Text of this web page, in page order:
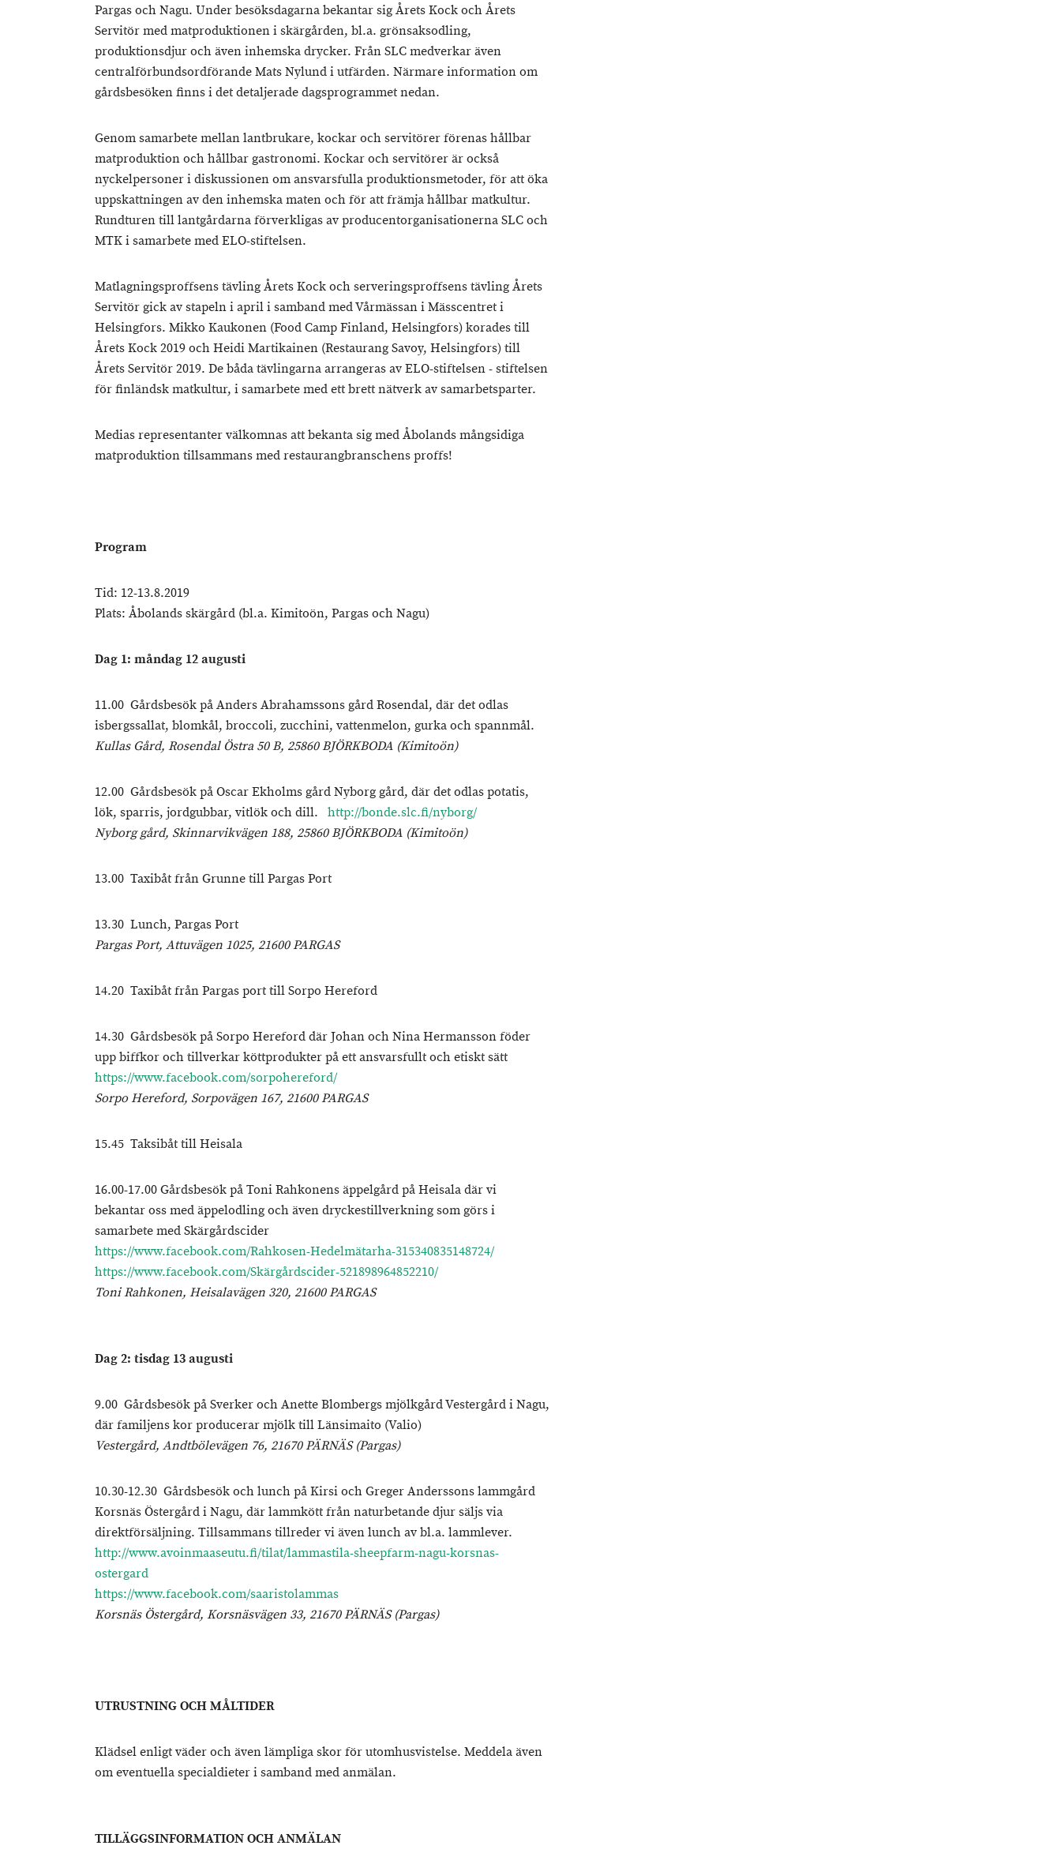
Pargas och Nagu. Under besöksdagarna bekantar sig Årets Kock och Årets
Servitör med matproduktionen i skärgården, bl.a. grönsaksodling,
produktionsdjur och även inhemska drycker. Från SLC medverkar även
centralförbundsordförande Mats Nylund i utfärden. Närmare information om
gårdsbesöken finns i det detaljerade dagsprogrammet nedan.
Genom samarbete mellan lantbrukare, kockar och servitörer förenas hållbar
matproduktion och hållbar gastronomi. Kockar och servitörer är också
nyckelpersoner i diskussionen om ansvarsfulla produktionsmetoder, för att öka
uppskattningen av den inhemska maten och för att främja hållbar matkultur.
Rundturen till lantgårdarna förverkligas av producentorganisationerna SLC och
MTK i samarbete med ELO-stiftelsen.
Matlagningsproffsens tävling Årets Kock och serveringsproffsens tävling Årets
Servitör gick av stapeln i april i samband med Vårmässan i Mässcentret i
Helsingfors. Mikko Kaukonen (Food Camp Finland, Helsingfors) korades till
Årets Kock 2019 och Heidi Martikainen (Restaurang Savoy, Helsingfors) till
Årets Servitör 2019. De båda tävlingarna arrangeras av ELO-stiftelsen - stiftelsen
för finländsk matkultur, i samarbete med ett brett nätverk av samarbetsparter.
Medias representanter välkomnas att bekanta sig med Åbolands mångsidiga
matproduktion tillsammans med restaurangbranschens proffs!
Program
Tid: 12-13.8.2019
Plats: Åbolands skärgård (bl.a. Kimitoön, Pargas och Nagu)
Dag 1: måndag 12 augusti
11.00 Gårdsbesök på Anders Abrahamssons gård Rosendal, där det odlas
isbergssallat, blomkål, broccoli, zucchini, vattenmelon, gurka och spannmål.
Kullas Gård, Rosendal Östra 50 B, 25860 BJÖRKBODA (Kimitoön)
12.00 Gårdsbesök på Oscar Ekholms gård Nyborg gård, där det odlas potatis,
lök, sparris, jordgubbar, vitlök och dill. http://bonde.slc.fi/nyborg/
Nyborg gård, Skinnarvikvägen 188, 25860 BJÖRKBODA (Kimitoön)
13.00 Taxibåt från Grunne till Pargas Port
13.30 Lunch, Pargas Port
Pargas Port, Attuvägen 1025, 21600 PARGAS
14.20 Taxibåt från Pargas port till Sorpo Hereford
14.30 Gårdsbesök på Sorpo Hereford där Johan och Nina Hermansson föder
upp biffkor och tillverkar köttprodukter på ett ansvarsfullt och etiskt sätt
https://www.facebook.com/sorpohereford/
Sorpo Hereford, Sorpovägen 167, 21600 PARGAS
15.45 Taksibåt till Heisala
16.00-17.00 Gårdsbesök på Toni Rahkonens äppelgård på Heisala där vi
bekantar oss med äppelodling och även dryckestillverkning som görs i
samarbete med Skärgårdscider
https://www.facebook.com/Rahkosen-Hedelmätarha-315340835148724/
https://www.facebook.com/Skärgårdscider-521898964852210/
Toni Rahkonen, Heisalavägen 320, 21600 PARGAS
Dag 2: tisdag 13 augusti
9.00 Gårdsbesök på Sverker och Anette Blombergs mjölkgård Vestergård i Nagu,
där familjens kor producerar mjölk till Länsimaito (Valio)
Vestergård, Andtbölevägen 76, 21670 PÄRNÄS (Pargas)
10.30-12.30 Gårdsbesök och lunch på Kirsi och Greger Anderssons lammgård
Korsnäs Östergård i Nagu, där lammkött från naturbetande djur säljs via
direktförsäljning. Tillsammans tillreder vi även lunch av bl.a. lammlever.
http://www.avoinmaaseutu.fi/tilat/lammastila-sheepfarm-nagu-korsnas-
ostergard
https://www.facebook.com/saaristolammas
Korsnäs Östergård, Korsnäsvägen 33, 21670 PÄRNÄS (Pargas)
UTRUSTNING OCH MÅLTIDER
Klädsel enligt väder och även lämpliga skor för utomhusvistelse. Meddela även
om eventuella specialdieter i samband med anmälan.
TILLÄGGSINFORMATION OCH ANMÄLAN